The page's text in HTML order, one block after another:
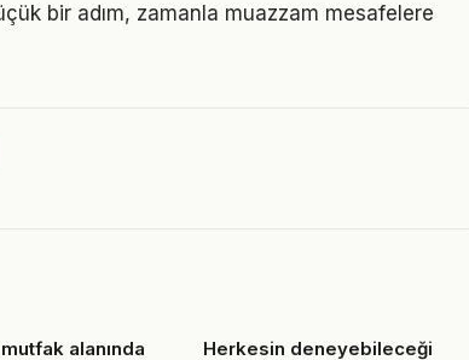
bir adım, zamanla muazzam mesafelere
alanında Herkesin deneyebileceği